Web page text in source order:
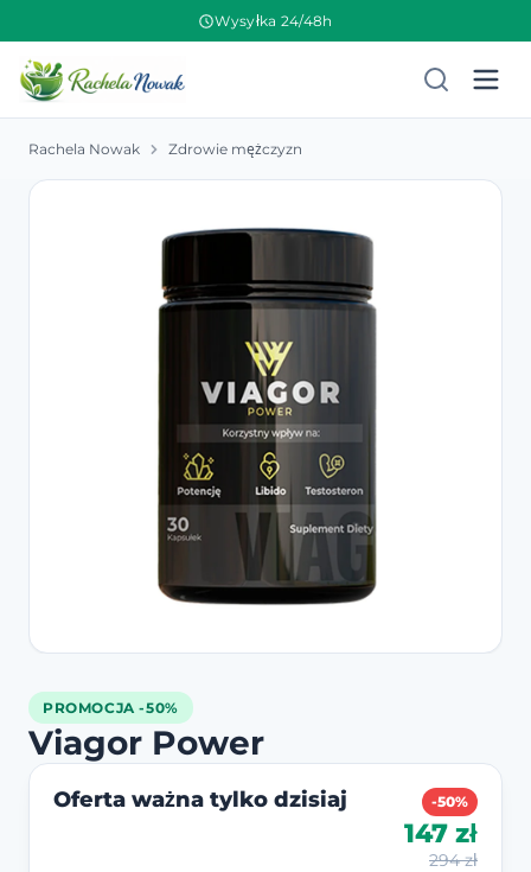
Wysyłka 24/48h
Rachela Nowak Zdrowie mężczyzn
PROMOCJA -50%
Viagor Power
Oferta ważna tylko dzisiaj -50%
147 zł
294 zł